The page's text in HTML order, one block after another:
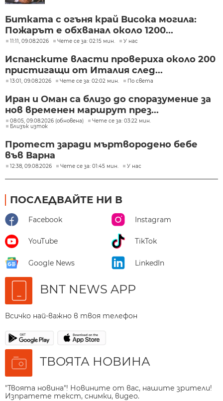
Битката с огъня край Висока могила:
Пожарът е обхванал около 1200...
11:11, 09.08.2026 Чете се за: 02:15 мин. У нас
Испанските власти провериха около 200
пристигащи от Италия след...
13:01, 09.08.2026 Чете се за: 02:02 мин. По света
Иран и Оман са близо до споразумение за
нов временен маршрут през...
08:05, 09.08.2026 (обновена)
Чете се за: 03:22 мин.
Близък изток
Протест заради мъртвородено бебе
във Варна
12:38, 09.08.2026 Чете се за: 01:45 мин. У нас
ПОСЛЕДВАЙТЕ НИ В
Facebook Instagram
YouTube TikTok
Google News LinkedIn
BNT NEWS APP
Всичко най-важно в твоя телефон
ТВОЯТА НОВИНА
"Твоята новина"! Новините от вас, нашите зрители!
Изпратете текст, снимки, видео.